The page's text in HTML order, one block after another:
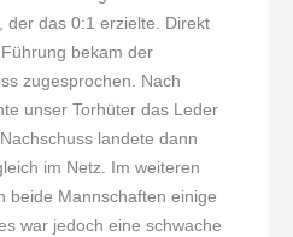
der das 0:1 erzielte. Direkt
bekam der
zugesprochen. Nach
unser Torhüter das Leder
landete dann
im Netz. Im weiteren
beide Mannschaften einige
war jedoch eine schwache